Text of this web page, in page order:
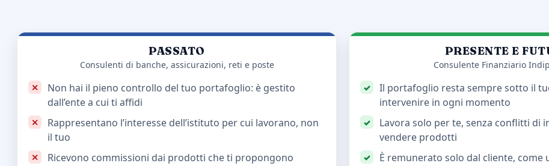
PASSATO
Consulenti di banche, assicurazioni, reti e poste
Non hai il pieno controllo del tuo portafoglio: è gestito
dall’ente a cui ti affidi
Rappresentano l’interesse dell’istituto per cui lavorano, non
il tuo
Ricevono commissioni dai prodotti che ti propongono
PRESENTE E
Consulente Finanziario
Il portafoglio resta sempre sotto il
intervenire in ogni momento
Lavora solo per te, senza conflitti di
vendere prodotti
È remunerato solo dal cliente, come